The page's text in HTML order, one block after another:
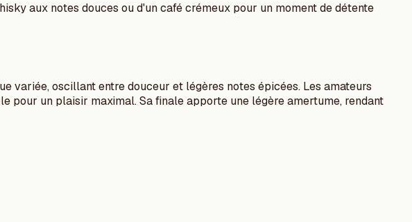
aux notes douces ou d'un café crémeux pour un moment de détente
variée, oscillant entre douceur et légères notes épicées. Les amateurs
pour un plaisir maximal. Sa finale apporte une légère amertume, rendant